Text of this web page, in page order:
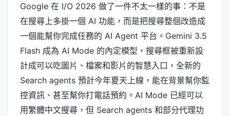
Google 在 I/O 2026 做了一件不太一樣的事：不是
在搜尋上多掛一個 AI 功能，而是把搜尋整個改造成
一個能幫你完成任務的 AI Agent 平台。Gemini 3.5
Flash 成為 AI Mode 的內定模型，搜尋框被重新設
計成可以吃圖片、檔案和影片的智慧入口，全新的
Search agents 預計今年夏天上線，能在背景幫你監
控資訊、甚至幫你打電話預約。AI Mode 已經可以
用繁體中文搜尋，但 Search agents 和部分代理功